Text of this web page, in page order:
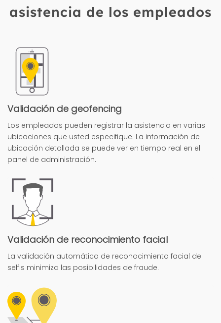
asistencia de los empleados
Validación de geofencing
Los empleados pueden registrar la asistencia en varias
ubicaciones que usted especifique. La información de
ubicación detallada se puede ver en tiempo real en el
panel de administración.
Validación de reconocimiento facial
La validación automática de reconocimiento facial de
selfis minimiza las posibilidades de fraude.